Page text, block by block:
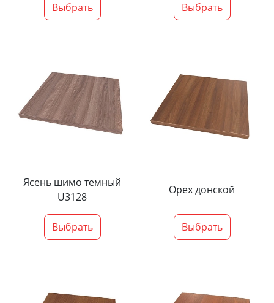
Выбрать Выбрать
Ясень шимо темный
U3128
Выбрать
Орех донской
Выбрать